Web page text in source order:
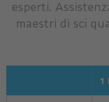
esperti.
maestri di sci
1